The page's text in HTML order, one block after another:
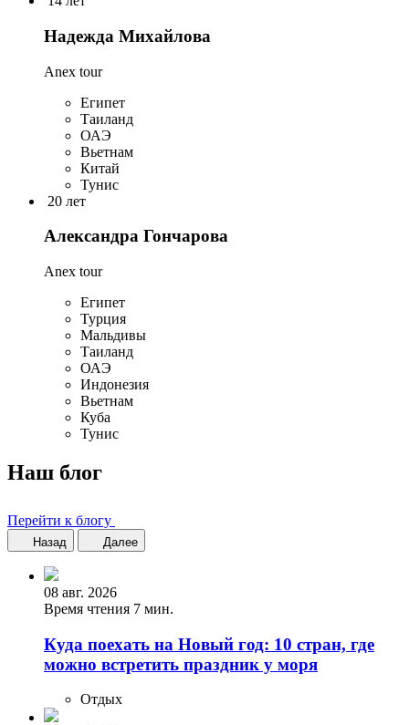
Надежда Михайлова
Anex tour
Египет
Таиланд
ОАЭ
Вьетнам
Китай
Тунис
20 лет
Александра Гончарова
Anex tour
Египет
Турция
Мальдивы
Таиланд
ОАЭ
Индонезия
Вьетнам
Куба
Тунис
Наш блог
Перейти к блогу
Назад Далее
08 авг. 2026
Время чтения 7 мин.
Куда поехать на Новый год: 10 стран, где
можно встретить праздник у моря
Отдых